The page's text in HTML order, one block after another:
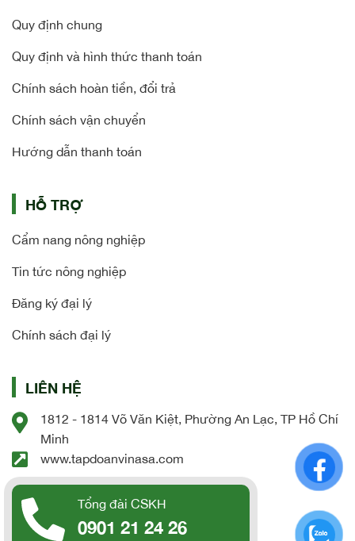
Quy định chung
Quy định và hình thức thanh toán
Chính sách hoàn tiền, đổi trả
Chính sách vận chuyển
Hướng dẫn thanh toán
HỖ TRỢ
Cẩm nang nông nghiệp
Tin tức nông nghiệp
Đăng ký đại lý
Chính sách đại lý
LIÊN HỆ
1812 - 1814 Võ Văn Kiệt, Phường An Lạc, TP Hồ Chí
Minh
www.tapdoanvinasa.com
Tổng đài CSKH
0901 21 24 26